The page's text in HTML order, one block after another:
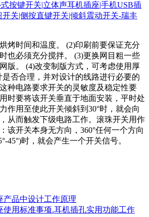
按键开关|立体声耳机插座|手机USB插
开关|侧按直键开关|倾斜震动开关-瑞丰
烤时间和温度。 (2)印刷前要保证充分
也必须充分搅拌。 (3)更换网目粗一些
版。 (4)改变制版方式，可考虑使用厚
是否合理，并对设计的线路进行必要的
种电路要求开关的灵敏度及稳定性要
时要将该开关垂直于地面安装，平时处
作用至使此开关倾斜到30°时，就会向
从而触发下级电路工作。滚珠开关用作
该开关本身无方向，360°任何一个方向
45°)时，就会产生一个开关信号。
产品中设计工作原理
使用标准事项.耳机插孔实用功能工作